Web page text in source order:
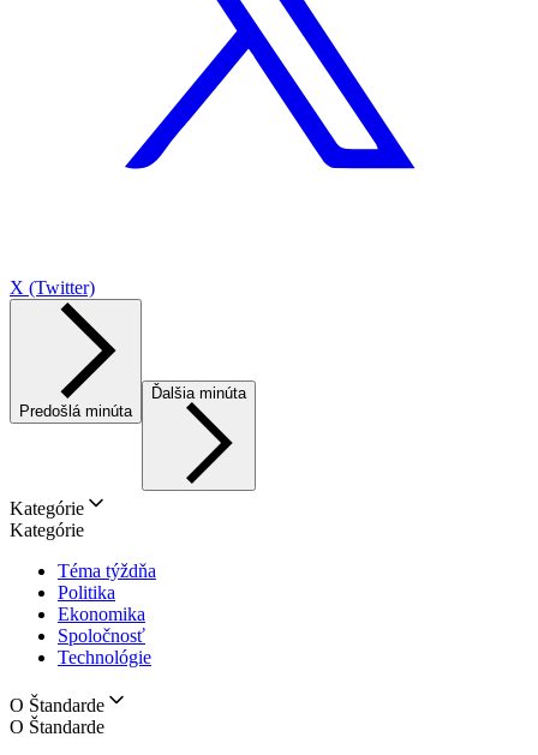
X (Twitter)
Predošlá minúta
Ďalšia minúta
Kategórie
Kategórie
Téma týždňa
Politika
Ekonomika
Spoločnosť
Technológie
O Štandarde
O Štandarde